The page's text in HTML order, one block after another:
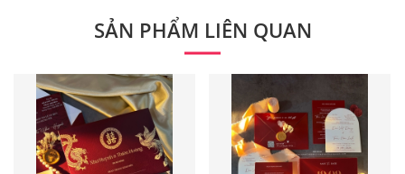
Quý khách vui lòng liên hệ để có thông tin chính xác.
SẢN PHẨM LIÊN QUAN